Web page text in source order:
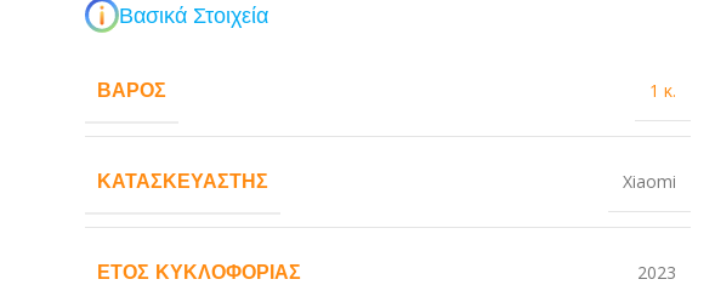
Βασικά Στοιχεία
ΒΆΡΟΣ 1 κ.
ΚΑΤΑΣΚΕΥΑΣΤΉΣ Xiaomi
ΈΤΟΣ ΚΥΚΛΟΦΟΡΊΑΣ 2023